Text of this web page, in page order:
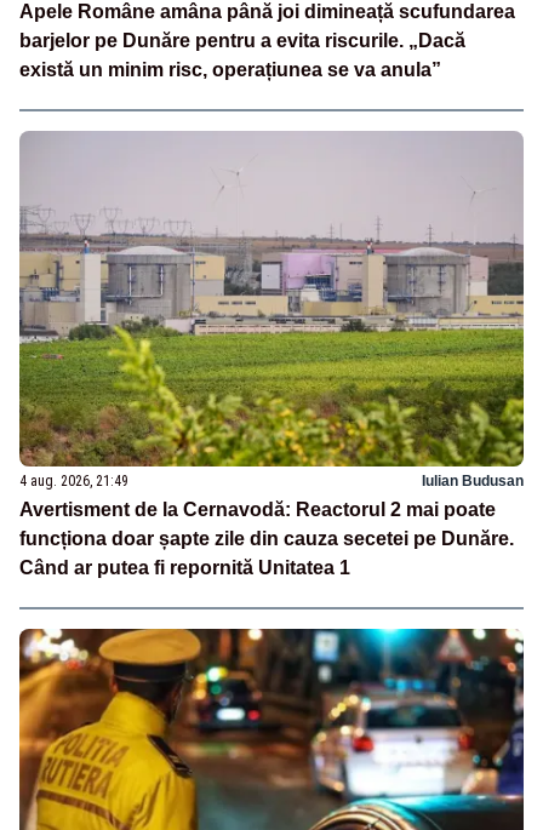
Apele Române amâna până joi dimineață scufundarea
barjelor pe Dunăre pentru a evita riscurile. „Dacă
există un minim risc, operațiunea se va anula”
4 aug. 2026, 21:49 Iulian Budusan
Avertisment de la Cernavodă: Reactorul 2 mai poate
funcționa doar șapte zile din cauza secetei pe Dunăre.
Când ar putea fi repornită Unitatea 1